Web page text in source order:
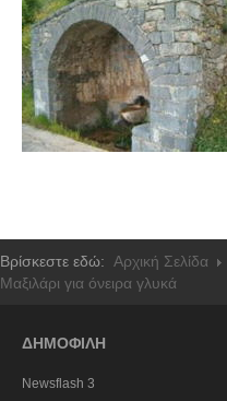
Βρίσκεστε εδώ: Αρχική Σελίδα
Μαξιλάρι για όνειρα γλυκά
ΔΗΜΟΦΙΛΗ
Newsflash 3